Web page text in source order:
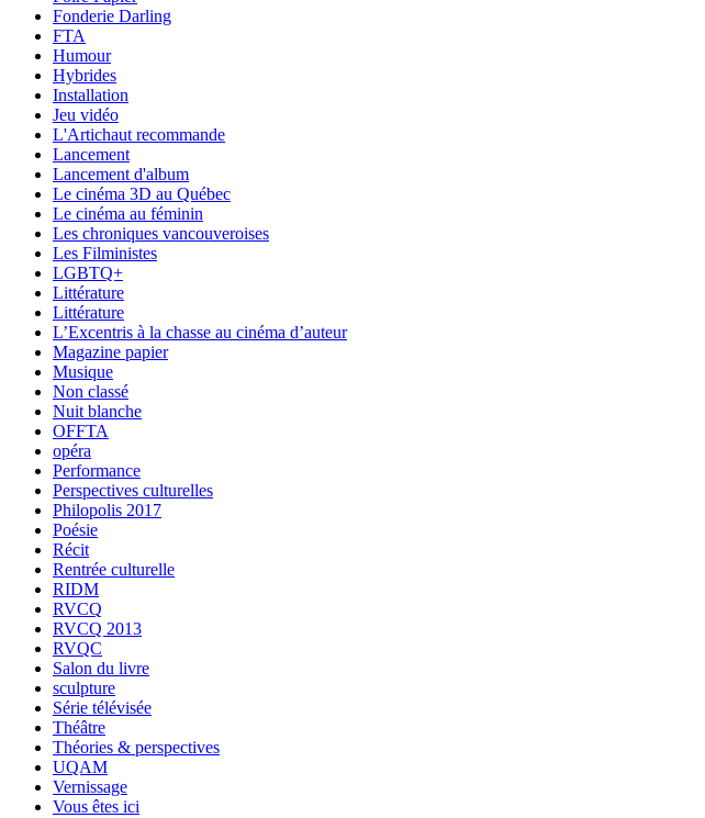
Fonderie Darling
FTA
Humour
Hybrides
Installation
Jeu vidéo
L'Artichaut recommande
Lancement
Lancement d'album
Le cinéma 3D au Québec
Le cinéma au féminin
Les chroniques vancouveroises
Les Filministes
LGBTQ+
Littérature
Littérature
L’Excentris à la chasse au cinéma d’auteur
Magazine papier
Musique
Non classé
Nuit blanche
OFFTA
opéra
Performance
Perspectives culturelles
Philopolis 2017
Poésie
Récit
Rentrée culturelle
RIDM
RVCQ
RVCQ 2013
RVQC
Salon du livre
sculpture
Série télévisée
Théâtre
Théories & perspectives
UQAM
Vernissage
Vous êtes ici